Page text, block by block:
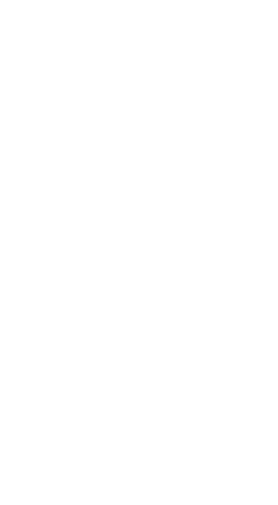
Zugriff auf Informationen auf einem Endgerät
Daten zur Auswahl von Werbeanzeigen